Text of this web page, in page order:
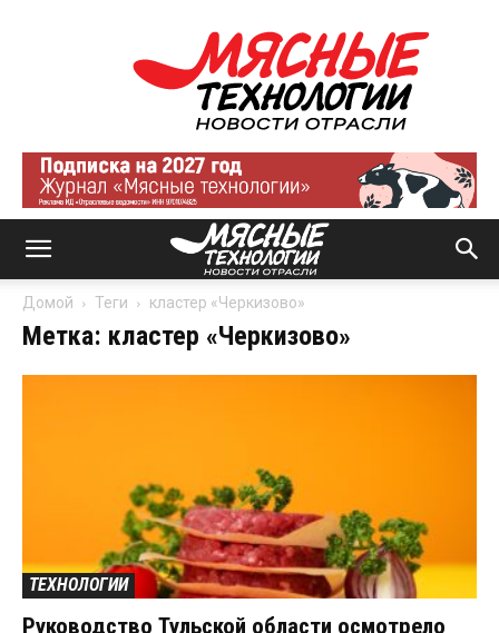
Мясные
технологии
|
Новости
отрасли
Домой Теги кластер «Черкизово»
Метка: кластер «Черкизово»
ТЕХНОЛОГИИ
Руководство Тульской области осмотрело